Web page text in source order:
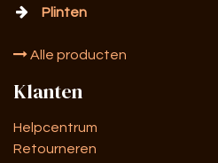
Plinten
Alle producten
Klanten
Helpcentrum
Retourneren